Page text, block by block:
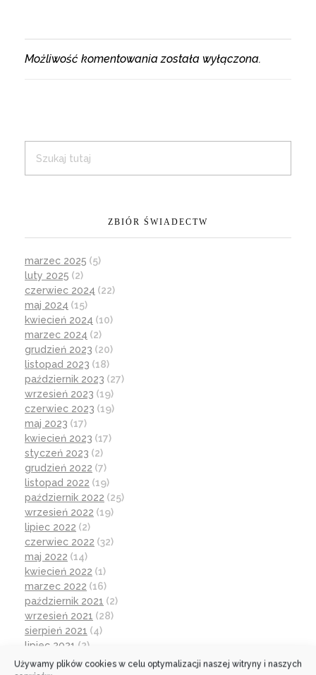
Używamy plików cookies w celu optymalizacji naszej witryny i naszych
Możliwość komentowania została wyłączona.
ZBIÓR ŚWIADECTW
marzec 2025 (5)
luty 2025 (2)
czerwiec 2024 (22)
maj 2024 (15)
kwiecień 2024 (10)
marzec 2024 (2)
grudzień 2023 (20)
listopad 2023 (18)
październik 2023 (27)
wrzesień 2023 (19)
czerwiec 2023 (19)
maj 2023 (17)
kwiecień 2023 (17)
styczeń 2023 (2)
grudzień 2022 (7)
listopad 2022 (19)
październik 2022 (25)
wrzesień 2022 (19)
lipiec 2022 (2)
czerwiec 2022 (32)
maj 2022 (14)
kwiecień 2022 (1)
marzec 2022 (16)
październik 2021 (2)
wrzesień 2021 (28)
sierpień 2021 (4)
lipiec 2021 (2)
czerwiec 2021(27)